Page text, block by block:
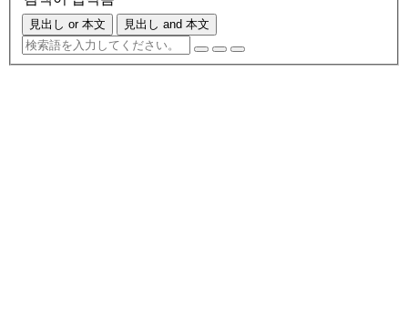
見出し or 本文 見出し and 本文